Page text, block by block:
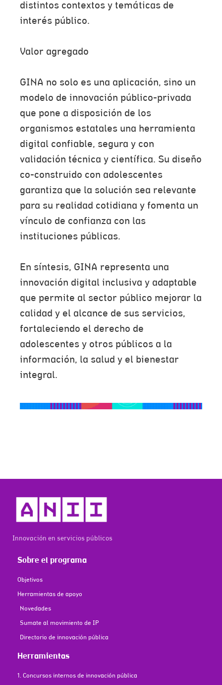
distintos contextos y temáticas de
interés público.
Valor agregado
GINA no solo es una aplicación, sino un
modelo de innovación público-privada
que pone a disposición de los
organismos estatales una herramienta
digital confiable, segura y con
validación técnica y científica. Su diseño
co-construido con adolescentes
garantiza que la solución sea relevante
para su realidad cotidiana y fomenta un
vínculo de confianza con las
instituciones públicas.
En síntesis, GINA representa una
innovación digital inclusiva y adaptable
que permite al sector público mejorar la
calidad y el alcance de sus servicios,
fortaleciendo el derecho de
adolescentes y otros públicos a la
información, la salud y el bienestar
integral.
Innovación en servicios públicos
Sobre el programa
Objetivos
Herramientas de apoyo
Novedades
Sumate al movimiento de IP
Directorio de innovación pública
Herramientas
1. Concursos internos de innovación pública